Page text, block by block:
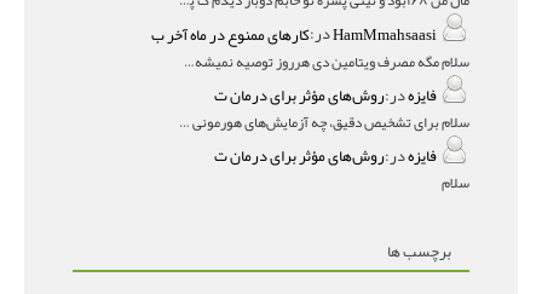
HamMmahsaasiدر:کارهای ممنوع در ماه آخر ب
سلام مگه مصرف ویتامین دی هرروز توصیه نمیشه؟درمقاله میگه
فایزهدر:روش‌های مؤثر برای درمان ت
سلام برای تشخیص دقیق، چه آزمایش‌های هورمونی و چه سونوگر
فایزهدر:روش‌های مؤثر برای درمان ت
سلام
برچسب ها